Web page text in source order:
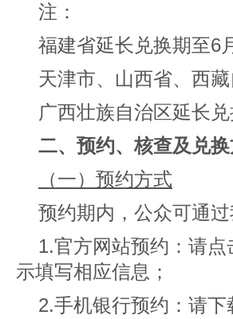
注：
福建省延长兑换期至6
天津市、山西省、西
广西壮族自治区延长
二、预约、核查及兑
（一）预约方式
预约期内，公众可通
1.官方网站预约： 请点
示填写相应信息；
2.手机银行预约： 请下